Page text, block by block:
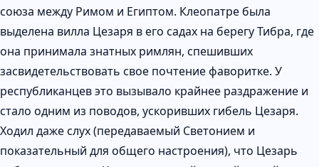
союза между Римом и Египтом. Клеопатре была
выделена вилла Цезаря в его садах на берегу Тибра, где
она принимала знатных римлян, спешивших
засвидетельствовать свое почтение фаворитке. У
республиканцев это вызывало крайнее раздражение и
стало одним из поводов, ускоривших гибель Цезаря.
Ходил даже слух (передаваемый Светонием и
показательный для общего настроения), что Цезарь